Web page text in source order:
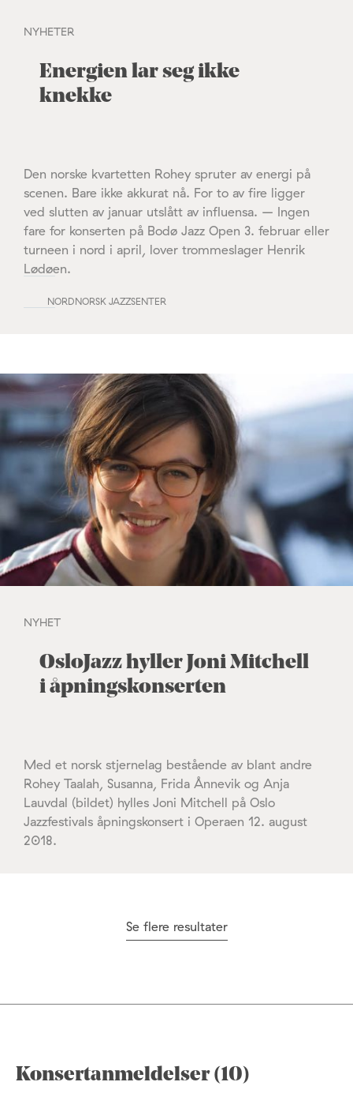
NYHETER
Energien lar seg ikke
knekke
Den norske kvartetten Rohey spruter av energi på
scenen. Bare ikke akkurat nå. For to av fire ligger
ved slutten av januar utslått av influensa. – Ingen
fare for konserten på Bodø Jazz Open 3. februar eller
turneen i nord i april, lover trommeslager Henrik
Lødøen.
NORDNORSK JAZZSENTER
NYHET
OsloJazz hyller Joni Mitchell
i åpningskonserten
Med et norsk stjernelag bestående av blant andre
Rohey Taalah, Susanna, Frida Ånnevik og Anja
Lauvdal (bildet) hylles Joni Mitchell på Oslo
Jazzfestivals åpningskonsert i Operaen 12. august
2018.
Se flere resultater
Konsertanmeldelser (10)